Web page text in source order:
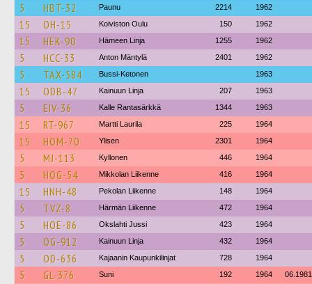
5 HBT-32 Paunu 2214 1962
15 OH-15 Koiviston Oulu 150 1962
15 HEK-90 Hämeen Linja 1255 1962
5 HCC-33 Anton Mäntylä 2401 1962
5 TAX-584 Bussi-Ketonen 1963
15 ODB-47 Kainuun Linja 207 1963
5 EIV-36 Kalle Rantasärkkä 1344 1963
15 RT-967 Martti Laurila 225 1964
15 HOM-70 Ylisen 2301 1964
5 MJ-113 Kyllonen 446 1964
5 HOG-54 Mikkolan Liikenne 416 1964
15 HNH-48 Pekolan Liikenne 148 1964
5 TVZ-8 Härmän Liikenne 472 1964
5 HOE-86 Okslahti Jussi 423 1964
5 OG-912 Kainuun Linja 432 1964
5 OD-636 Kajaanin Kaupunkilinjat 728 1964
5 GL-376 Suni 192 1964 06.1981